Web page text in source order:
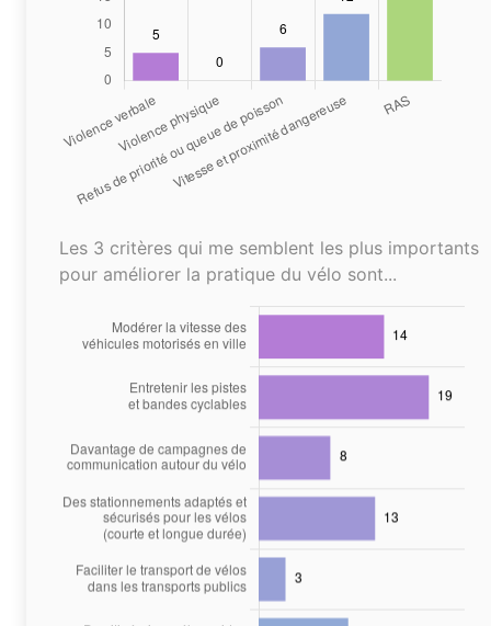
Les 3 critères qui me semblent les plus importants
pour améliorer la pratique du vélo sont...